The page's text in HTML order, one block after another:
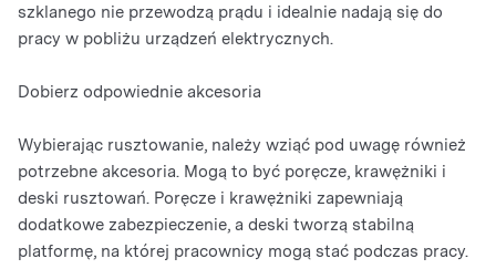
szklanego nie przewodzą prądu i idealnie nadają się do
pracy w pobliżu urządzeń elektrycznych.
Dobierz odpowiednie akcesoria
Wybierając rusztowanie, należy wziąć pod uwagę również
potrzebne akcesoria. Mogą to być poręcze, krawężniki i
deski rusztowań. Poręcze i krawężniki zapewniają
dodatkowe zabezpieczenie, a deski tworzą stabilną
platformę, na której pracownicy mogą stać podczas pracy.